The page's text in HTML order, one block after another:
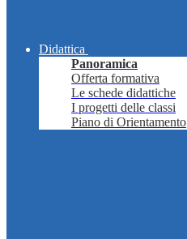
Didattica
Panoramica
Offerta formativa
Le schede didattiche
I progetti delle classi
Piano di Orientamento